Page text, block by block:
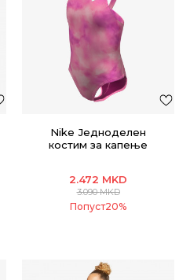
Nike Једноделен
костим за капење
2.472 MKD
3.090MKD
Попуст20%